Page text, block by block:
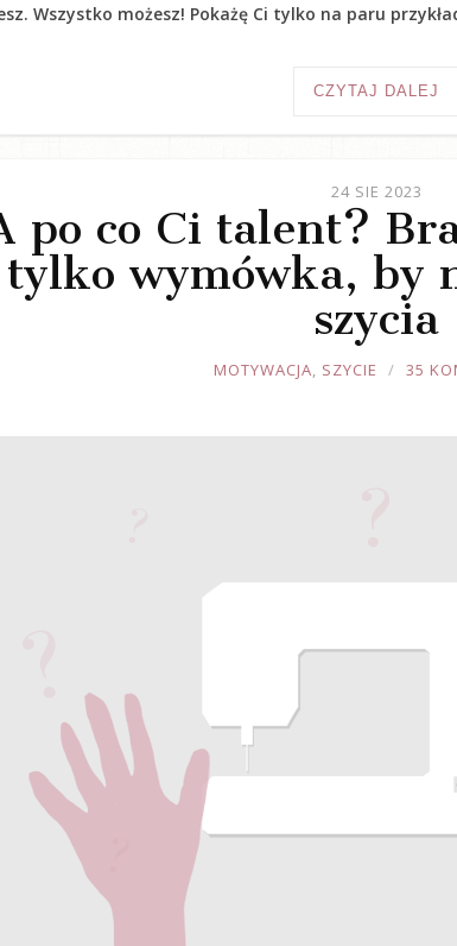
Wszystko możesz! Pokażę Ci tylko na paru
CZYTAJ DALEJ
24 SIE 2023
po co Ci talent?
tylko wymówka, by
szycia
JOULE
MOTYWACJA, SZYCIE 35